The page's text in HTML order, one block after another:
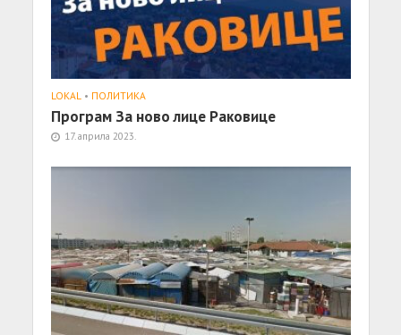
LOKAL • ПОЛИТИКА
Програм За ново лице Раковице
17. априла 2023.